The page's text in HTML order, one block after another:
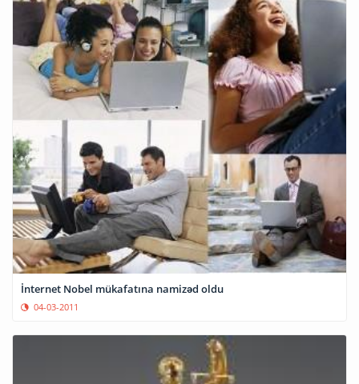
İnternet Nobel mükafatına namizəd oldu
04-03-2011